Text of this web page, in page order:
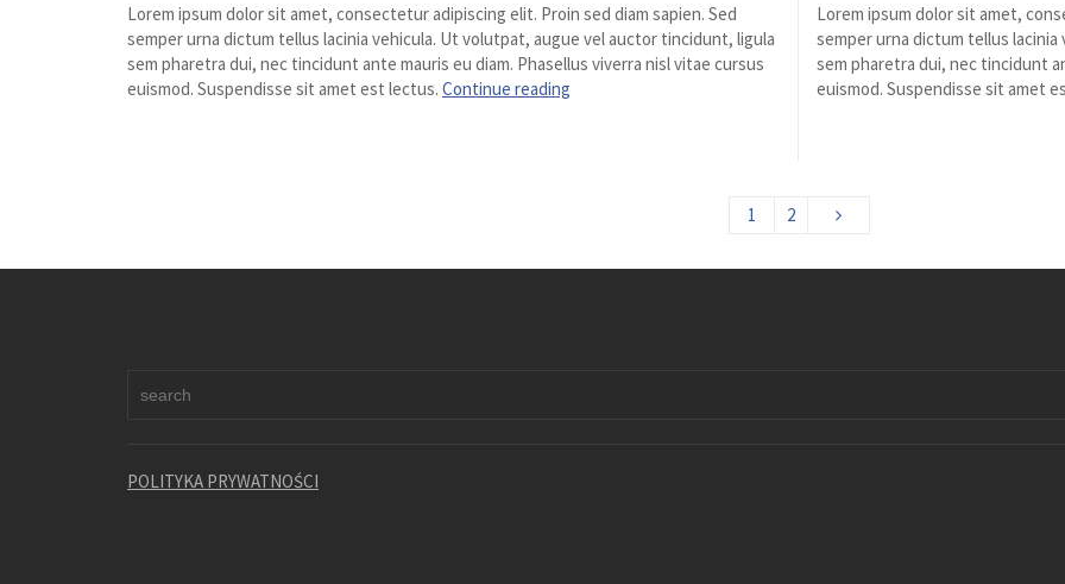
Lorem ipsum dolor sit amet, consectetur adipiscing elit. Proin sed diam sapien. Sed
semper urna dictum tellus lacinia vehicula. Ut volutpat, augue vel auctor tincidunt, ligula
sem pharetra dui, nec tincidunt ante mauris eu diam. Phasellus viverra nisl vitae cursus
euismod. Suspendisse sit amet est lectus. Continue reading
Lorem ipsum dolor sit amet,
semper urna dictum tellus
sem pharetra dui, nec tincidunt
euismod. Suspendisse sit amet
1 2
POLITYKA PRYWATNOŚCI